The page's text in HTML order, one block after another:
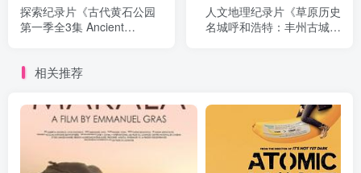
探索纪录片《古代黄石公园
第一季全3集 Ancient
人文地理纪录片《草原历史
名城呼和浩特：丰州古城》
相关推荐